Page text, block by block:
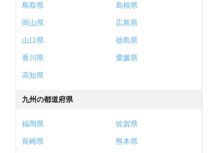
鳥取県
島根県
岡山県
広島県
山口県
徳島県
香川県
愛媛県
高知県
九州の都道府県
福岡県
佐賀県
長崎県
熊本県